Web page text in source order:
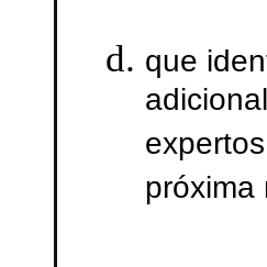
que
próxima